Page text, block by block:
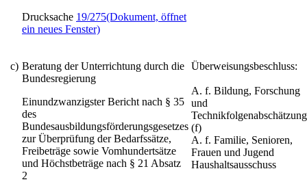
Drucksache 19/275(Dokument, öffnet
ein neues Fenster)
c) Beratung der Unterrichtung durch die
Bundesregierung
Einundzwanzigster Bericht nach § 35
des
Bundesausbildungsförderungsgesetzes
zur Überprüfung der Bedarfssätze,
Freibeträge sowie Vomhundertsätze
und Höchstbeträge nach § 21 Absatz
2
Überweisungsbeschluss:
A. f. Bildung, Forschung
und
Technikfolgenabschätzung
(f)
A. f. Familie, Senioren,
Frauen und Jugend
Haushaltsausschuss